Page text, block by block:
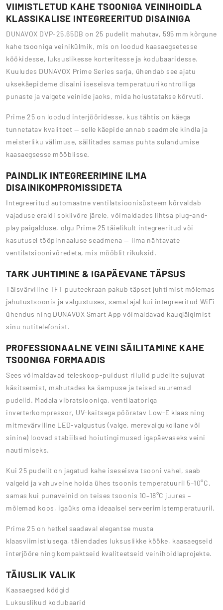
VIIMISTLETUD KAHE TSOONIGA VEINIHOIDLA
KLASSIKALISE INTEGREERITUD DISAINIGA
DUNAVOX DVP-25.65DB on 25 pudelit mahutav, 595 mm kõrgune
kahe tsooniga veinikülmik, mis on loodud kaasaegsetesse
köökidesse, luksuslikesse korteritesse ja kodubaaridesse.
Kuuludes DUNAVOX Prime Series sarja, ühendab see ajatu
uksekäepideme disaini iseseisva temperatuurikontrolliga
punaste ja valgete veinide jaoks, mida hoiustatakse kõrvuti.
Prime 25 on loodud interjööridesse, kus tähtis on käega
tunnetatav kvaliteet — selle käepide annab seadmele kindla ja
meisterliku välimuse, säilitades samas puhta sulandumise
kaasaegsesse mööblisse.
PAINDLIK INTEGREERIMINE ILMA
DISAINIKOMPROMISSIDETA
Integreeritud automaatne ventilatsioonisüsteem kõrvaldab
vajaduse eraldi soklivõre järele, võimaldades lihtsa plug-and-
play paigalduse, olgu Prime 25 täielikult integreeritud või
kasutusel tööpinnaaluse seadmena — ilma nähtavate
ventilatsioonivõredeta, mis mööblit rikuksid.
TARK JUHTIMINE & IGAPÄEVANE TÄPSUS
Täisvärviline TFT puuteekraan pakub täpset juhtimist mõlemas
jahutustsoonis ja valgustuses, samal ajal kui integreeritud WiFi
ühendus ning DUNAVOX Smart App võimaldavad kaugjälgimist
sinu nutitelefonist.
PROFESSIONAALNE VEINI SÄILITAMINE KAHE
TSOONIGA FORMAADIS
Sees võimaldavad teleskoop-puidust riiulid pudelite sujuvat
käsitsemist, mahutades ka šampuse ja teised suuremad
pudelid. Madala vibratsiooniga, ventilaatoriga
inverterkompressor, UV-kaitsega pööratav Low-E klaas ning
mitmevärviline LED-valgustus (valge, merevaigukollane või
sinine) loovad stabiilsed hoiutingimused igapäevaseks veini
nautimiseks.
Kui 25 pudelit on jagatud kahe iseseisva tsooni vahel, saab
valgeid ja vahuveine hoida ühes tsoonis temperatuuril 5–10°C,
samas kui punaveinid on teises tsoonis 10–18°C juures –
mõlemad koos, igaüks oma ideaalsel serveerimistemperatuuril.
Prime 25 on hetkel saadaval elegantse musta
klaasviimistlusega, täiendades luksuslikke kööke, kaasaegseid
interjööre ning kompaktseid kvaliteetseid veinihoidlaprojekte.
TÄIUSLIK VALIK
Kaasaegsed köögid
Luksuslikud kodubaarid